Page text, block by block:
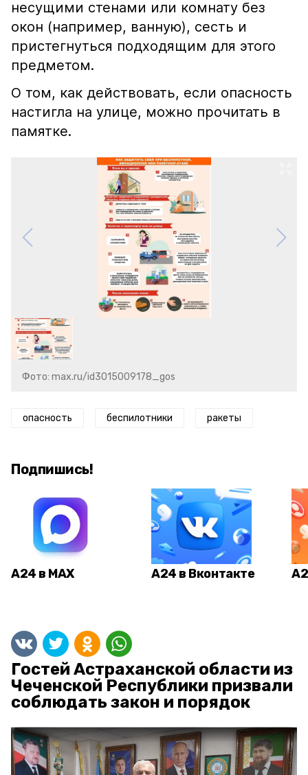
несущими стенами или комнату без
окон (например, ванную), сесть и
пристегнуться подходящим для этого
предметом.
О том, как действовать, если опасность
настигла на улице, можно прочитать в
памятке.
Фото: max.ru/id3015009178_gos
опасность беспилотники ракеты
Подпишись!
А24 в MAX А24 в Вконтакте
Гостей Астраханской области из
Чеченской Республики призвали
соблюдать закон и порядок